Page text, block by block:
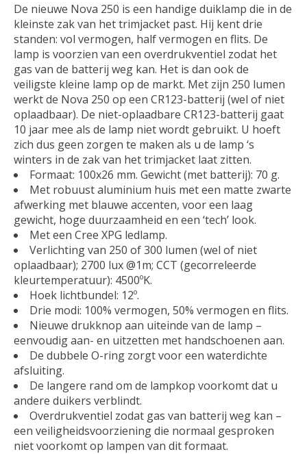
De nieuwe Nova 250 is een handige duiklamp die in de
kleinste zak van het trimjacket past. Hij kent drie
standen: vol vermogen, half vermogen en flits. De
lamp is voorzien van een overdrukventiel zodat het
gas van de batterij weg kan. Het is dan ook de
veiligste kleine lamp op de markt. Met zijn 250 lumen
werkt de Nova 250 op een CR123-batterij (wel of niet
oplaadbaar). De niet-oplaadbare CR123-batterij gaat
10 jaar mee als de lamp niet wordt gebruikt. U hoeft
zich dus geen zorgen te maken als u de lamp ‘s
winters in de zak van het trimjacket laat zitten.
Formaat: 100x26 mm. Gewicht (met batterij): 70 g.
Met robuust aluminium huis met een matte zwarte
afwerking met blauwe accenten, voor een laag
gewicht, hoge duurzaamheid en een ‘tech’ look.
Met een Cree XPG ledlamp.
Verlichting van 250 of 300 lumen (wel of niet
oplaadbaar); 2700 lux @1m; CCT (gecorreleerde
kleurtemperatuur): 4500ºK.
Hoek lichtbundel: 12º.
Drie modi: 100% vermogen, 50% vermogen en flits.
Nieuwe drukknop aan uiteinde van de lamp –
eenvoudig aan- en uitzetten met handschoenen aan.
De dubbele O-ring zorgt voor een waterdichte
afsluiting.
De langere rand om de lampkop voorkomt dat u
andere duikers verblindt.
Overdrukventiel zodat gas van batterij weg kan –
een veiligheidsvoorziening die normaal gesproken
niet voorkomt op lampen van dit formaat.